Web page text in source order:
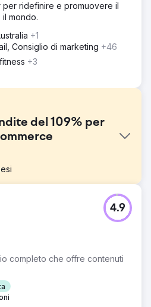
ridefinire e promuovere il
mondo.
+1
Consiglio di marketing +46
+3
del 109% per
era alle prese con una
bassi tassi di riacquisto e
costante. Il loro marketing
e la
insufficiente per monitorare
dei clienti.
completo che offre contenuti
4.9